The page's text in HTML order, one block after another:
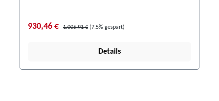
930,46 € 1.005,91 € (7.5% gespart)
Details